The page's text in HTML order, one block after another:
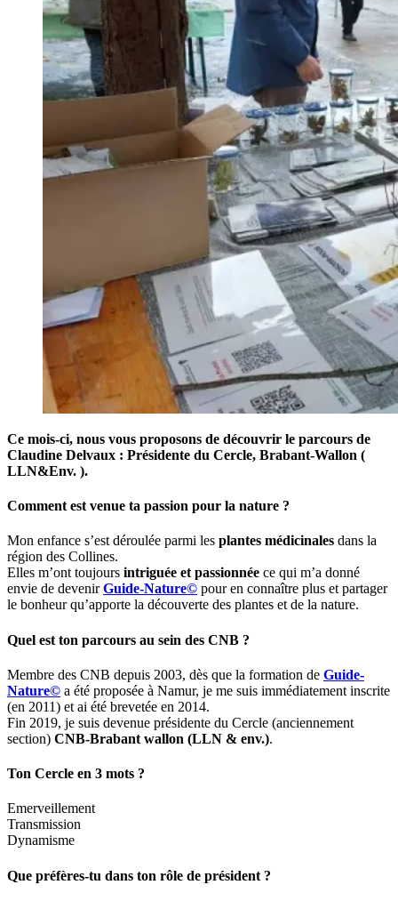
Ce mois-ci, nous vous proposons de découvrir le parcours de
Claudine Delvaux : Présidente du Cercle, Brabant-Wallon (
LLN&Env. ).
Comment est venue ta passion pour la nature ?
Mon enfance s’est déroulée parmi les plantes médicinales dans la
région des Collines.
Elles m’ont toujours intriguée et passionnée ce qui m’a donné
envie de devenirGuide-Nature© pour en connaître plus et partager
le bonheur qu’apporte la découverte des plantes et de la nature.
Quel est ton parcours au sein des CNB ?
Membre des CNB depuis 2003, dès que la formation de Guide-
Nature© a été proposée à Namur, je me suis immédiatement inscrite
(en 2011) et ai été brevetée en 2014.
Fin 2019, je suis devenue présidente du Cercle (anciennement
section) CNB-Brabant wallon (LLN & env.).
Ton Cercle en 3 mots ?
Emerveillement
Transmission
Dynamisme
Que préfères-tu dans ton rôle de président ?